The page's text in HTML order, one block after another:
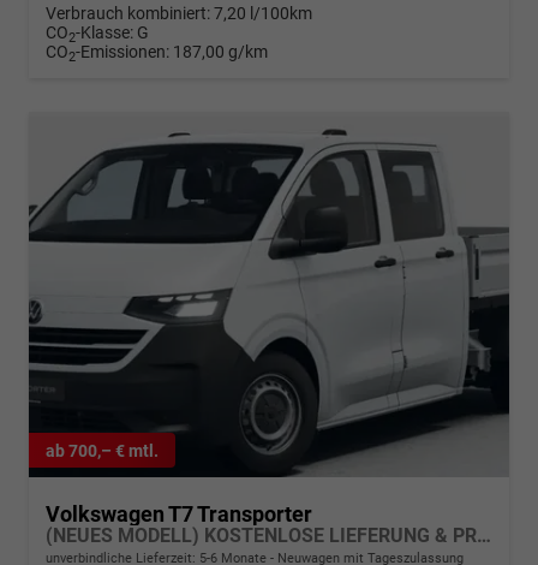
Verbrauch kombiniert:7,20 l/100km
CO2-Klasse: G
CO2-Emissionen: 187,00 g/km
ab 700,– € mtl.
Volkswagen T7 Transporter
(NEUES MODELL) KOSTENLOSE LIEFERUNG & PREISGARANTIE* 2.0 TDI 110PS 6-Gang, 6x Sitzplätze, Einparkhilfe vorne, Rückfahrkamera, Tempomat, Radio 13" + App-Connect, LED-Scheinwerfer, Digitales Cockpit
unverbindliche Lieferzeit: 5-6 Monate Neuwagen mit Tageszulassung